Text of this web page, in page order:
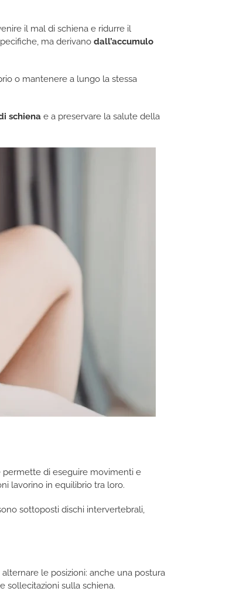
il mal di schiena e ridurre il
ma derivanodall’accumulo
o mantenere a lungo la stessa
schiena e a preservare la salute della
di eseguire movimenti e
lavorino in equilibrio tra loro.
sottoposti dischi intervertebrali,
le posizioni: anche una postura
sollecitazioni sulla schiena.